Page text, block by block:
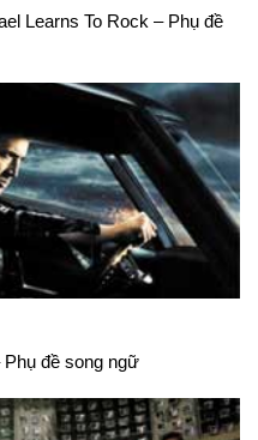
Learns To Rock – Phụ đề
đề song ngữ